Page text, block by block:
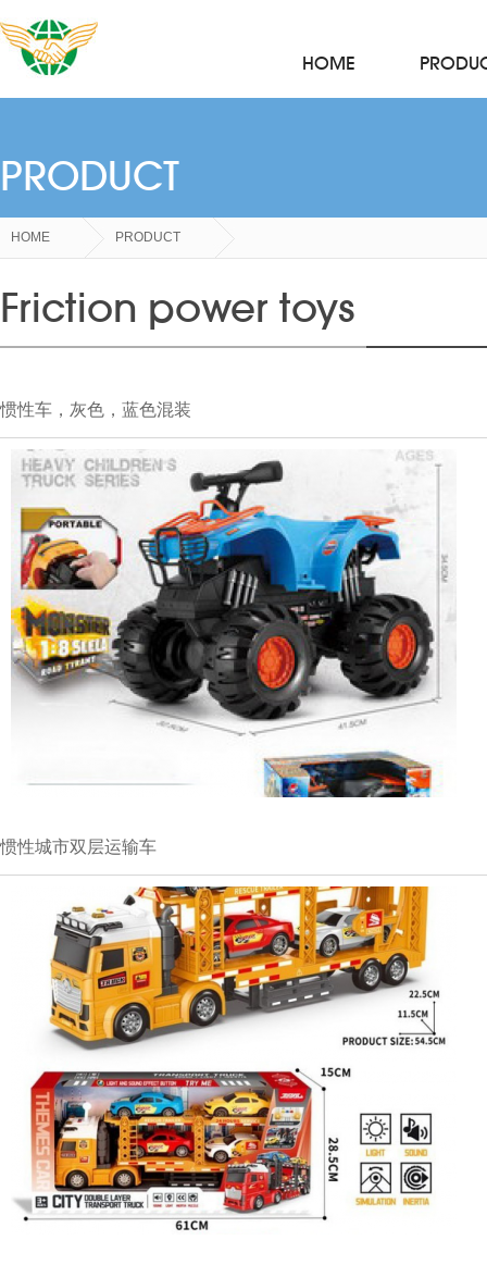
HOME
PRODUCT
HOME PRODUCT
Friction power toys
惯性车，灰色，蓝色混装
惯性城市双层运输车